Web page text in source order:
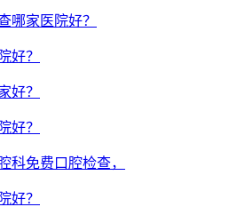
哪家医院好？
好？
好？
好？
科免费口腔检查，
好？